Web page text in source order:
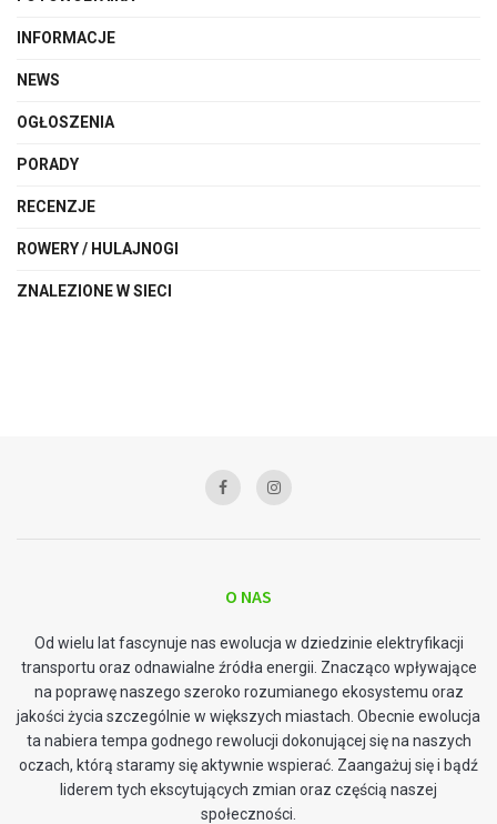
INFORMACJE
NEWS
OGŁOSZENIA
PORADY
RECENZJE
ROWERY / HULAJNOGI
ZNALEZIONE W SIECI
O NAS
Od wielu lat fascynuje nas ewolucja w dziedzinie elektryfikacji
transportu oraz odnawialne źródła energii. Znacząco wpływające
na poprawę naszego szeroko rozumianego ekosystemu oraz
jakości życia szczególnie w większych miastach. Obecnie ewolucja
ta nabiera tempa godnego rewolucji dokonującej się na naszych
oczach, którą staramy się aktywnie wspierać. Zaangażuj się i bądź
liderem tych ekscytujących zmian oraz częścią naszej
społeczności.